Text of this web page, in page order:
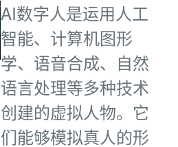
AI数字人是运用人工
智能、计算机图形
学、语音合成、自然
语言处理等多种技术
创建的虚拟人物。它
们能够模拟真人的形